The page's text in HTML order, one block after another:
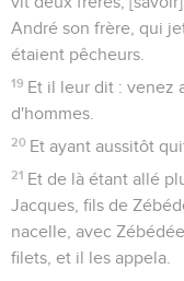
André son frère, qui
étaient pêcheurs.
19 Et il leur dit : venez
d'hommes.
20 Et ayant aussitôt
21 Et de là étant allé
Jacques, fils de
nacelle, avec
filets, et il les appela.